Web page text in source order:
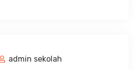
admin sekolah